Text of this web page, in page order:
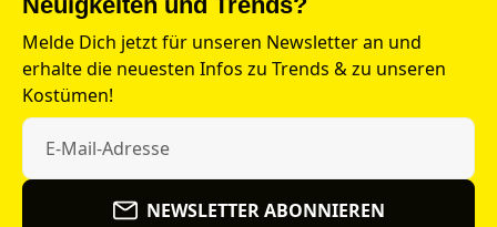
Melde Dich jetzt für unseren Newsletter an und
erhalte die neuesten Infos zu Trends & zu unseren
Kostümen!
NEWSLETTER ABONNIEREN